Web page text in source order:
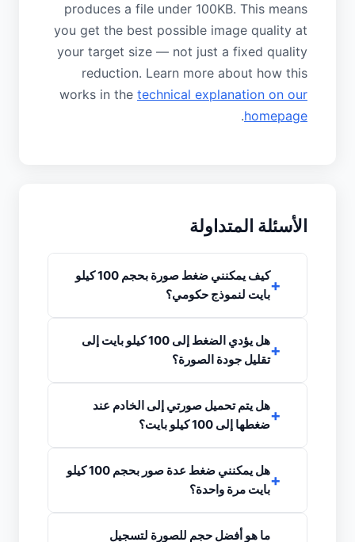
produces a file under 100KB. This means
you get the best possible image quality at
your target size — not just a fixed quality
reduction. Learn more about how this
works in the technical explanation on our
homepage
.
الأسئلة المتداولة
كيف يمكنني ضغط صورة بحجم 100 كيلو
بايت لنموذج حكومي؟
هل يؤدي الضغط إلى 100 كيلو بايت إلى
تقليل جودة الصورة؟
هل يتم تحميل صورتي إلى الخادم عند
ضغطها إلى 100 كيلو بايت؟
هل يمكنني ضغط عدة صور بحجم 100 كيلو
بايت مرة واحدة؟
ما هو أفضل حجم للصورة لتسجيل